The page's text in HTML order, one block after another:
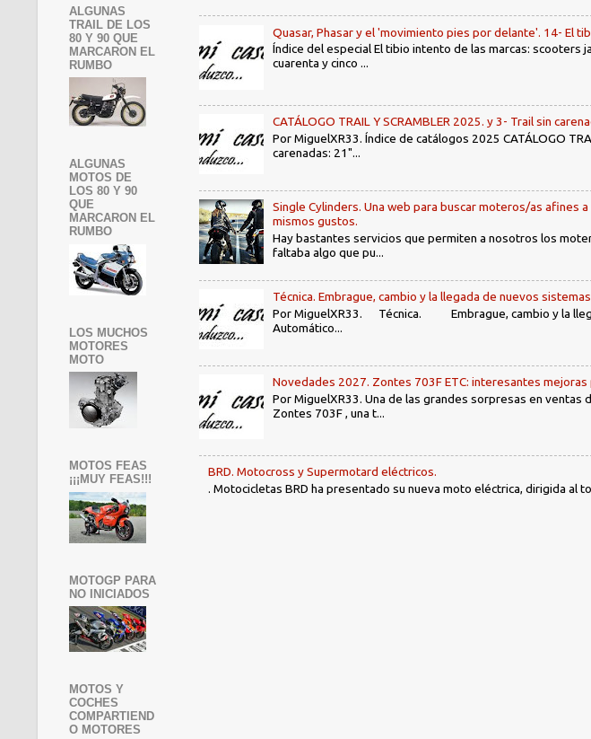
Quasar, Phasar y el 'movimiento pies por delante'. 14- El
Índice del especial El tibio intento de las marcas: scooters
cuarenta y cinco ...
CATÁLOGO TRAIL Y SCRAMBLER 2025. y 3- Trail sin
Por MiguelXR33. Índice de catálogos 2025 CATÁLOGO
carenadas: 21"...
Single Cylinders. Una web para buscar moteros/as afines
mismos gustos.
Hay bastantes servicios que permiten a nosotros los
faltaba algo que pu...
Técnica. Embrague, cambio y la llegada de nuevos
Por MiguelXR33. Técnica. Embrague, cambio y la
Automático...
Novedades 2027. Zontes 703F ETC: interesantes
Por MiguelXR33. Una de las grandes sorpresas en
Zontes 703F , una t...
BRD. Motocross y Supermotard eléctricos.
. Motocicletas BRD ha presentado su nueva moto eléctrica, dirigida al
ALGUNAS
TRAIL DE LOS
80 Y 90 QUE
MARCARON EL
RUMBO
ALGUNAS
MOTOS DE
LOS 80 Y 90
QUE
MARCARON EL
RUMBO
LOS MUCHOS
MOTORES
MOTO
MOTOS FEAS
¡¡¡MUY FEAS!!!
MOTOGP PARA
NO INICIADOS
MOTOS Y
COCHES
COMPARTIEND
O MOTORES